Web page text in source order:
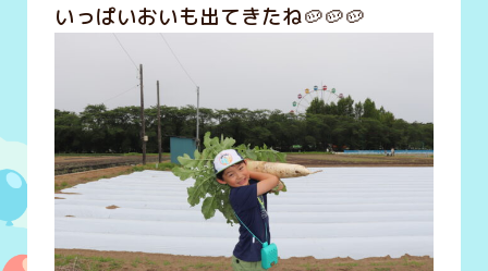
いっぱいおいも出てきたね🥔🥔🥔